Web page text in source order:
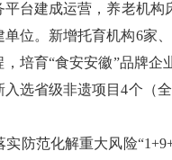
台建成运营，养老机构
位。新增托育机构6家
培育“食安安徽”品牌
选省级非遗项目4个（
防范化解重大风险